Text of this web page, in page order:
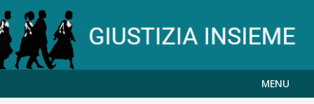
MENU